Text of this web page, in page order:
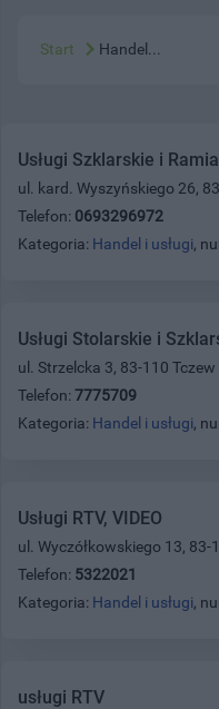
Start Handel...
Usługi Szklarskie i
ul. kard. Wyszyńskiego 26,
Telefon: 0693296972
Kategoria: Handel i usługi,
Usługi Stolarskie i
ul. Strzelcka 3, 83-110 Tczew
Telefon: 7775709
Kategoria: Handel i usługi,
Usługi RTV, VIDEO
ul. Wyczółkowskiego 13, 83-
Telefon: 5322021
Kategoria: Handel i usługi,
usługi RTV